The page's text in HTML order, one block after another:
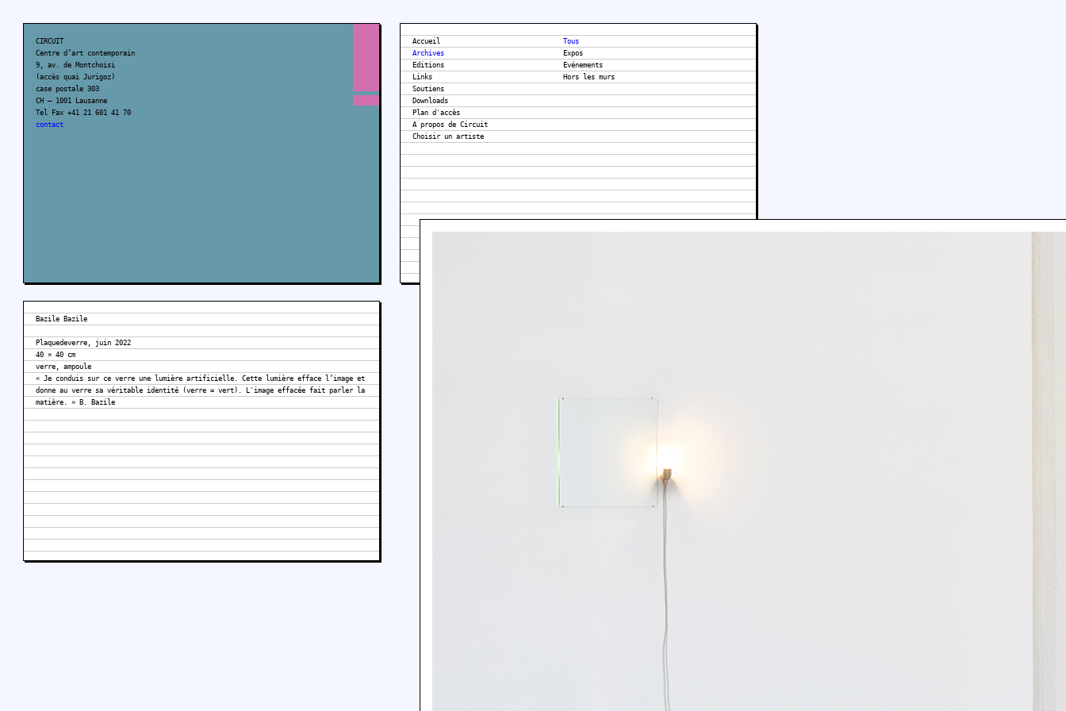
CIRCUIT
Centre d’art contemporain
9, av. de Montchoisi
(accès quai Jurigoz)
case postale 303
CH – 1001 Lausanne
Tel Fax +41 21 601 41 70
contact
Accueil
Archives
Editions
Links
Soutiens
Downloads
Plan d'accès
A propos de Circuit
Tous
Expos
Evénements
Hors les murs
Bazile Bazile
Plaquedeverre, juin 2022
40 × 40 cm
verre, ampoule
« Je conduis sur ce verre une lumière artificielle. Cette lumière efface l’image et
donne au verre sa véritable identité (verre = vert). L'image effacée fait parler la
matière. » B. Bazile